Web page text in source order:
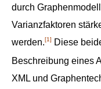
durch
Varianzfaktoren
werden.[1]
Diese
Beschreibung eines
XML und